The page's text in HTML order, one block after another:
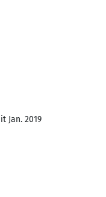
Jan. 2019